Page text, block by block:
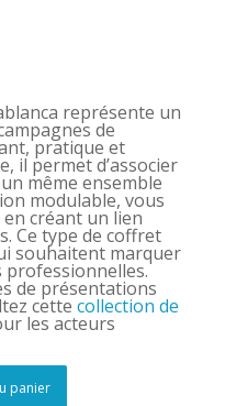
représente un
de
pratique et
il permet d’associer
même ensemble
modulable, vous
créant un lien
Ce type de coffret
souhaitent marquer
de présentations
cette collection de
les acteurs
panier